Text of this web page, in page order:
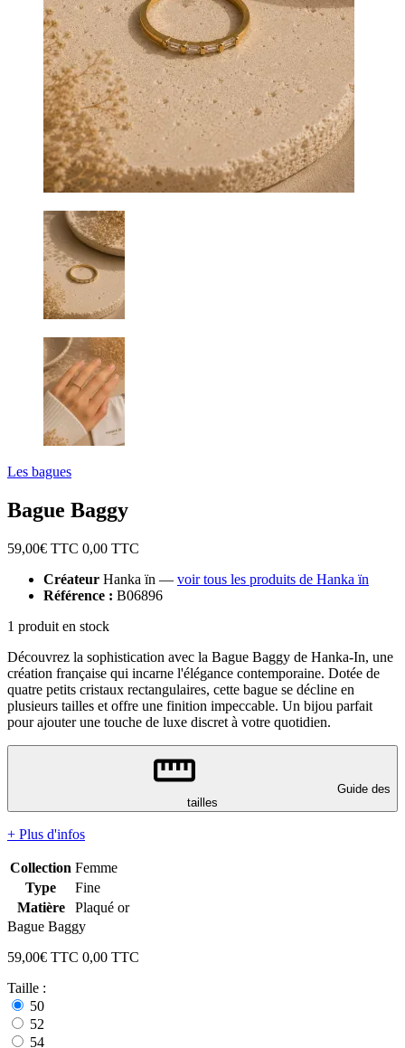
Les bagues
Bague Baggy
59,00€ TTC 0,00 TTC
Créateur Hanka ïn — voir tous les produits de Hanka ïn
Référence : B06896
1 produit en stock
Découvrez la sophistication avec la Bague Baggy de Hanka-In, une
création française qui incarne l'élégance contemporaine. Dotée de
quatre petits cristaux rectangulaires, cette bague se décline en
plusieurs tailles et offre une finition impeccable. Un bijou parfait
pour ajouter une touche de luxe discret à votre quotidien.
Guide des
tailles
+ Plus d'infos
Collection Femme
Type
Fine
Matière
Plaqué or
Bague Baggy
59,00€ TTC 0,00 TTC
Taille :
50
52
54